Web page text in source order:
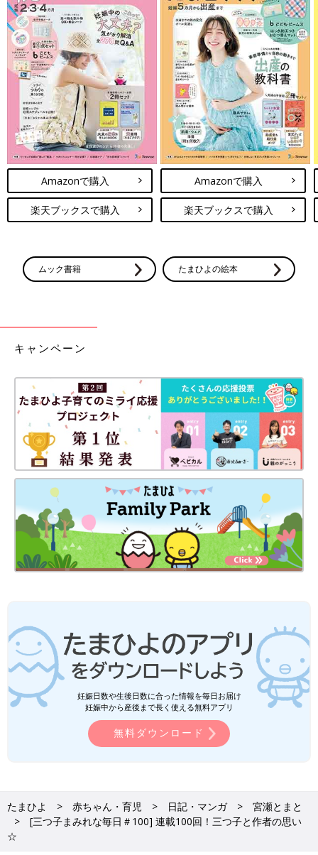
Amazonで購入
楽天ブックスで購入
Amazonで購入
楽天ブックスで購入
ムック書籍 たまひよの絵本
キャンペーン
妊娠日数や生後日数に合った情報を毎日お届け
妊娠中から産後まで長く使える無料アプリ
無料ダウンロード
たまひよ 赤ちゃん・育児 日記・マンガ
宮瀬とまと
[三つ子まみれな毎日＃100] 連載100回！三つ子と作者の思い
☆